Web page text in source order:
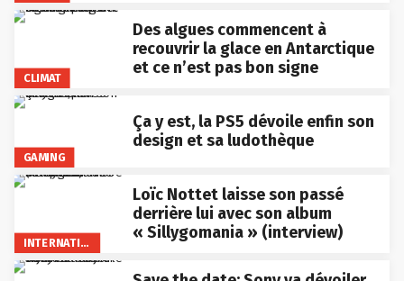
CLIMAT
Des algues commencent à
recouvrir la glace en Antarctique
et ce n’est pas bon signe
GAMING
Ça y est, la PS5 dévoile enfin son
design et sa ludothèque
INTERNATIONAL
Loïc Nottet laisse son passé
derrière lui avec son album
« Sillygomania » (interview)